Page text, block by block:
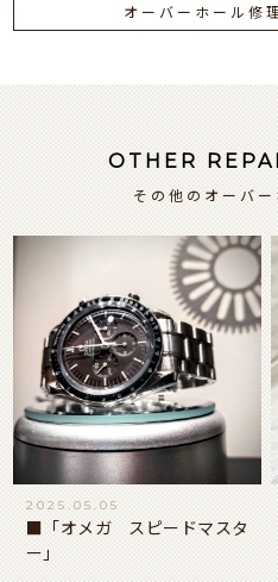
オーバーホール修
OTHER
その他のオーバ
2025.05.05
■「オメガ スピードマスタ
ー」